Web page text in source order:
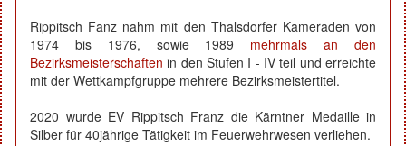
Rippitsch Fanz nahm mit den Thalsdorfer Kameraden von
1974 bis 1976, sowie 1989 mehrmals an den
Bezirksmeisterschaften in den Stufen I - IV teil und erreichte
mit der Wettkampfgruppe mehrere Bezirksmeistertitel.
2020 wurde EV Rippitsch Franz die Kärntner Medaille in
Silber für 40jährige Tätigkeit im Feuerwehrwesen verliehen.